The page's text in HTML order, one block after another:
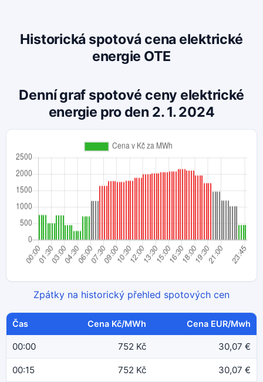
Historická spotová cena elektrické
energie OTE
Denní graf spotové ceny elektrické
energie pro den 2. 1. 2024
Zpátky na historický přehled spotových cen
Čas Cena Kč/MWh Cena EUR/Mwh
00:00 752 Kč 30,07 €
00:15 752 Kč 30,07 €